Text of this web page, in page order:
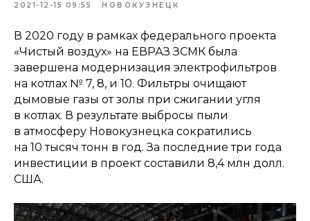
2021-12-15 09:55 НОВОКУЗНЕЦК
В 2020 году в рамках федерального проекта
«Чистый воздух» на ЕВРАЗ ЗСМК была
завершена модернизация электрофильтров
на котлах № 7, 8, и 10. Фильтры очищают
дымовые газы от золы при сжигании угля
в котлах. В результате выбросы пыли
в атмосферу Новокузнецка сократились
на 10 тысяч тонн в год. За последние три года
инвестиции в проект составили 8,4 млн долл.
США.